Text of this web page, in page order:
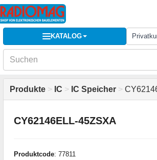
KATALOG
Produkte > IC > IC Speicher >
CY62146ELL-45ZSXA
Produktcode: 77811